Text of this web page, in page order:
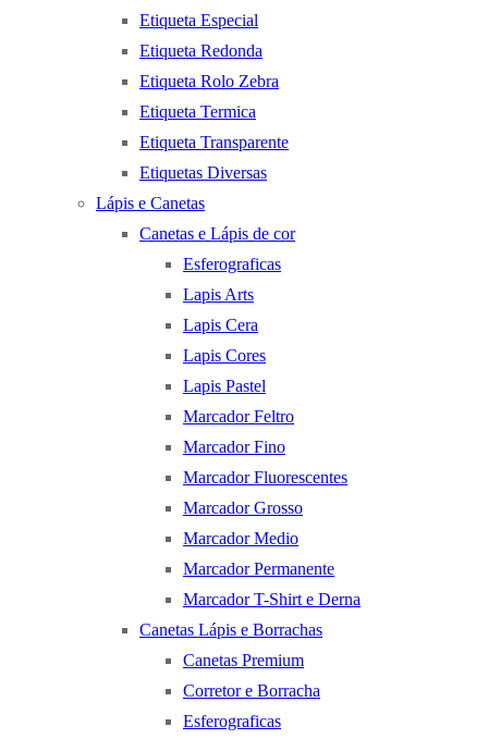
Etiqueta Especial
Etiqueta Redonda
Etiqueta Rolo Zebra
Etiqueta Termica
Etiqueta Transparente
Etiquetas Diversas
Lápis e Canetas
Canetas e Lápis de cor
Esferograficas
Lapis Arts
Lapis Cera
Lapis Cores
Lapis Pastel
Marcador Feltro
Marcador Fino
Marcador Fluorescentes
Marcador Grosso
Marcador Medio
Marcador Permanente
Marcador T-Shirt e Derna
Canetas Lápis e Borrachas
Canetas Premium
Corretor e Borracha
Esferograficas